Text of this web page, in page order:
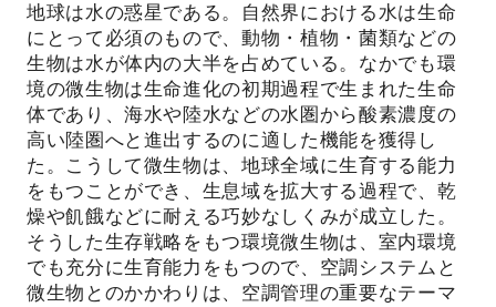
地球は水の惑星である。自然界における水は生命
にとって必須のもので、動物・植物・菌類などの
生物は水が体内の大半を占めている。なかでも環
境の微生物は生命進化の初期過程で生まれた生命
体であり、海水や陸水などの水圏から酸素濃度の
高い陸圏へと進出するのに適した機能を獲得し
た。こうして微生物は、地球全域に生育する能力
をもつことができ、生息域を拡大する過程で、乾
燥や飢餓などに耐える巧妙なしくみが成立した。
そうした生存戦略をもつ環境微生物は、室内環境
でも充分に生育能力をもつので、空調システムと
微生物とのかかわりは、空調管理の重要なテーマ